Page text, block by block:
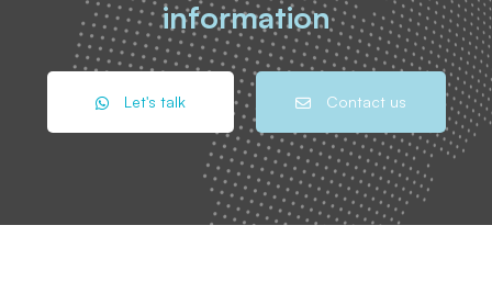
information
Let's talk Contact us